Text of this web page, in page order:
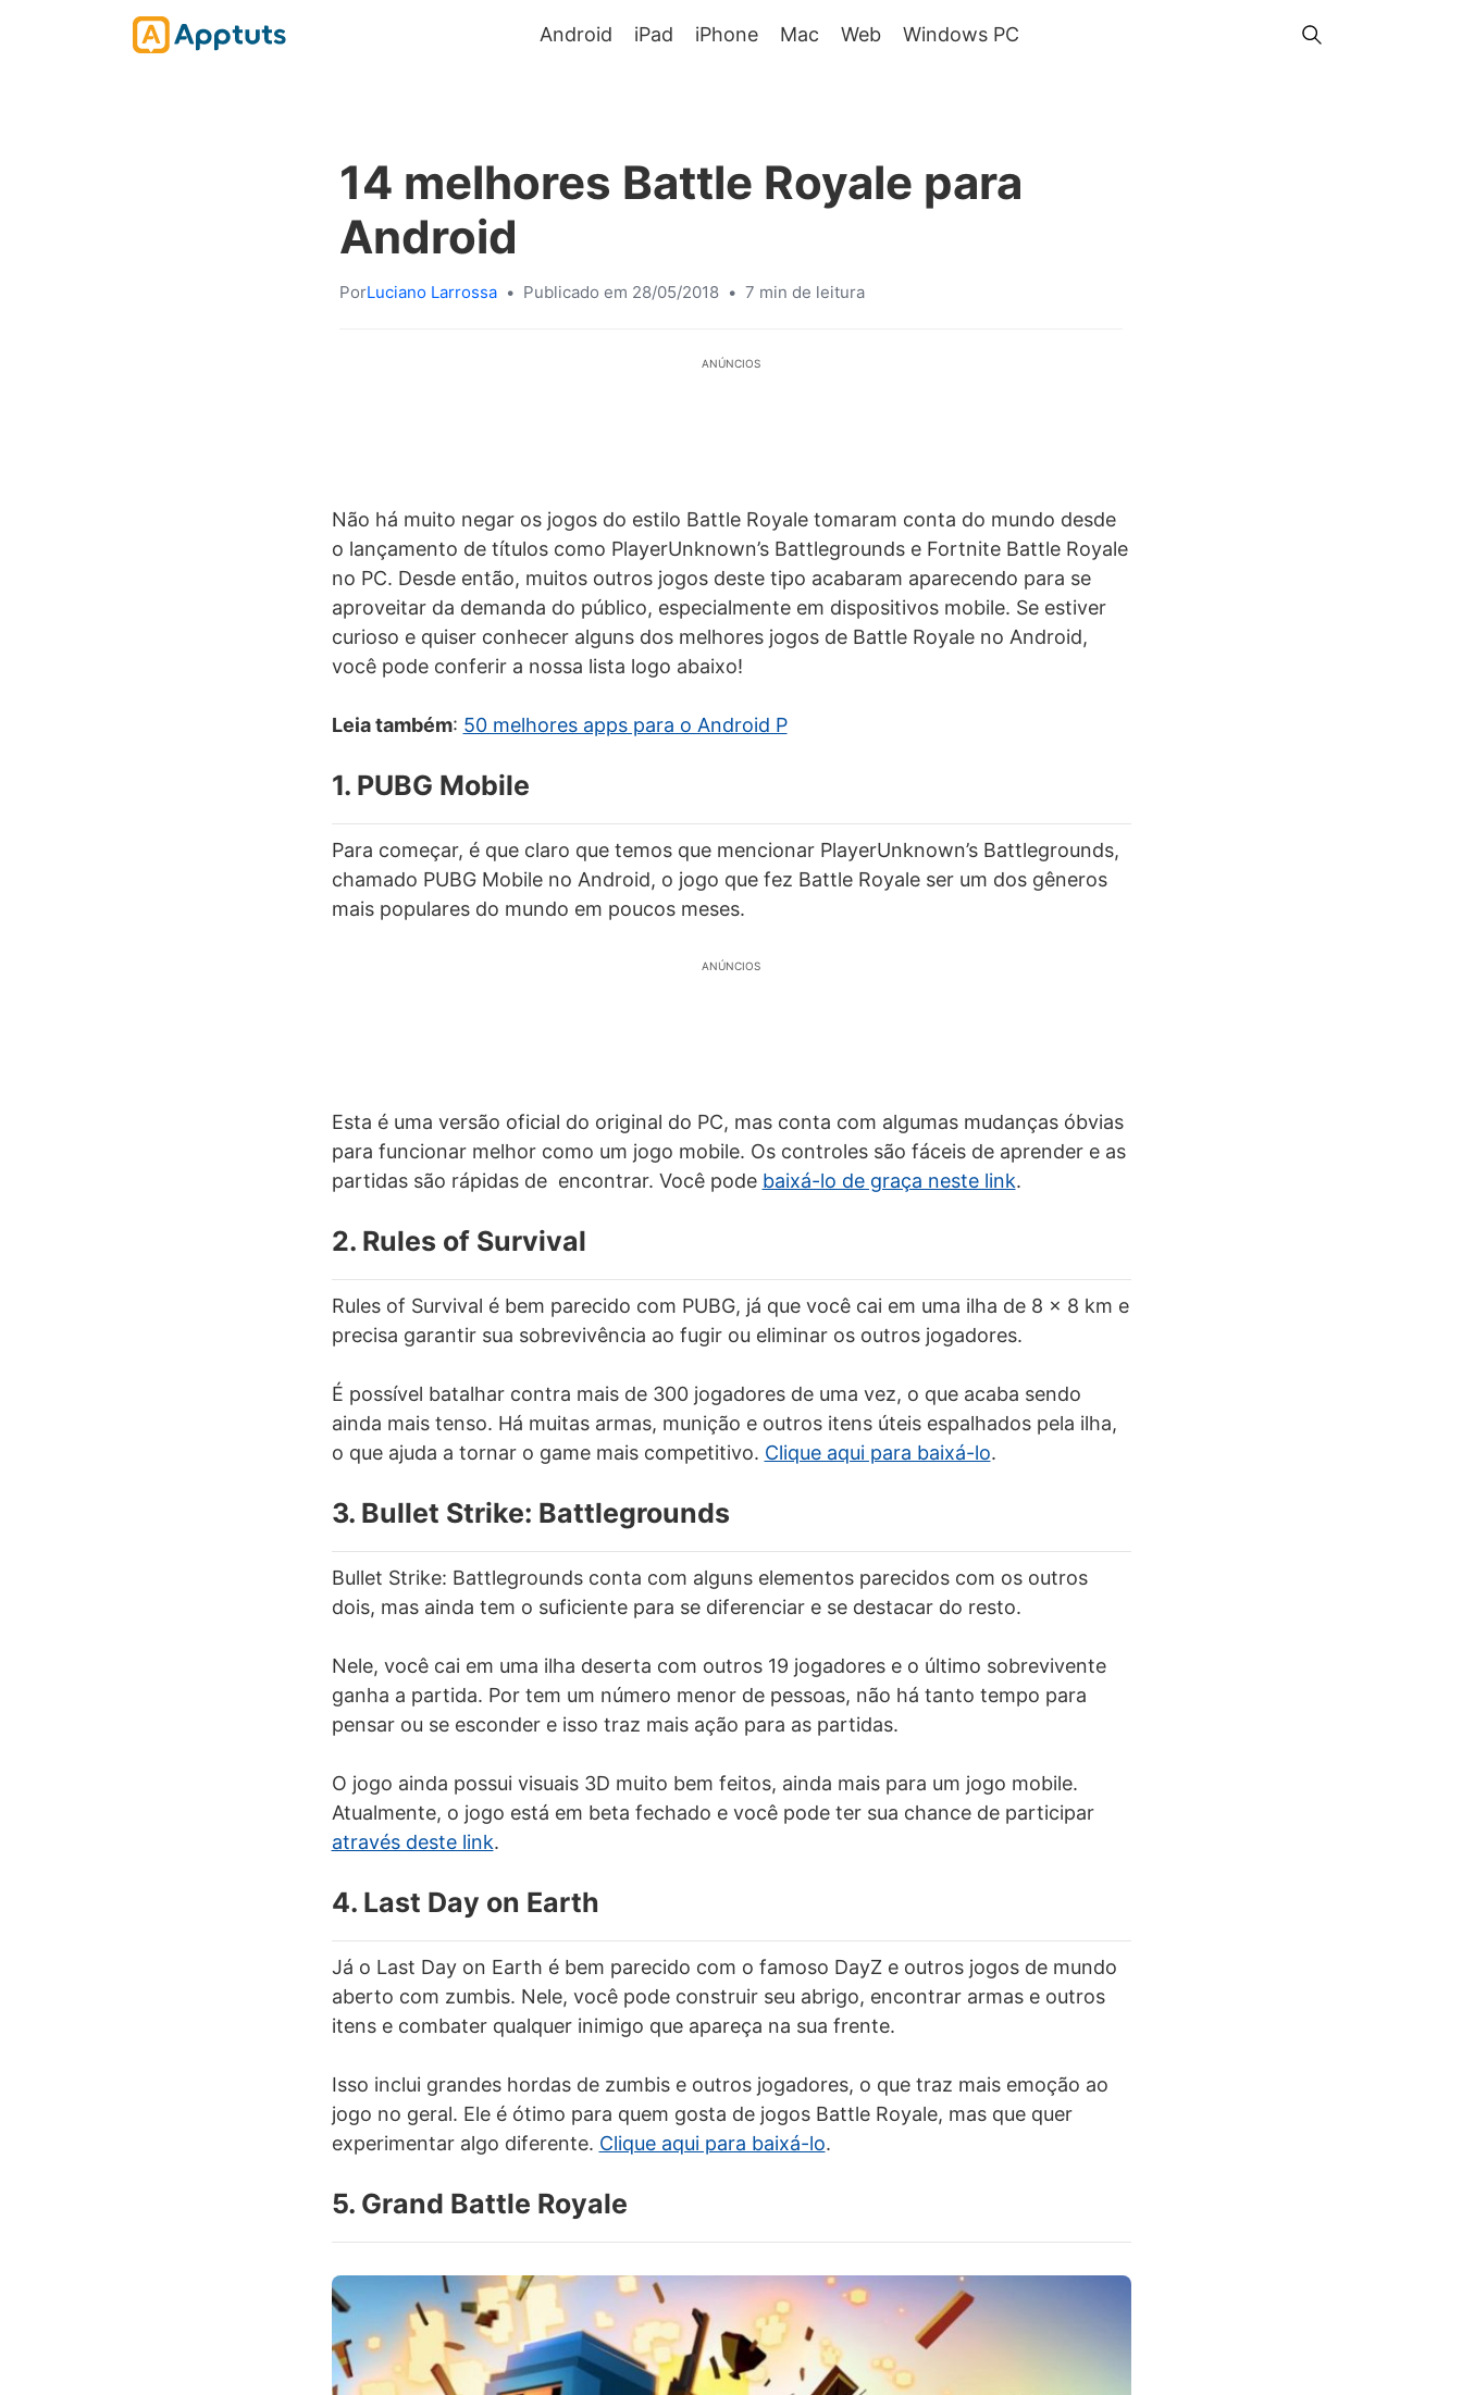
Android iPad iPhone Mac Web Windows PC
14 melhores Battle Royale para
Android
PorLuciano Larrossa • Publicado em 28/05/2018 • 7 min de leitura
ANÚNCIOS
Não há muito negar os jogos do estilo Battle Royale tomaram conta do mundo desde
o lançamento de títulos como PlayerUnknown’s Battlegrounds e Fortnite Battle Royale
no PC. Desde então, muitos outros jogos deste tipo acabaram aparecendo para se
aproveitar da demanda do público, especialmente em dispositivos mobile. Se estiver
curioso e quiser conhecer alguns dos melhores jogos de Battle Royale no Android,
você pode conferir a nossa lista logo abaixo!
Leia também: 50 melhores apps para o Android P
1. PUBG Mobile
Para começar, é que claro que temos que mencionar PlayerUnknown’s Battlegrounds,
chamado PUBG Mobile no Android, o jogo que fez Battle Royale ser um dos gêneros
mais populares do mundo em poucos meses.
ANÚNCIOS
Esta é uma versão oficial do original do PC, mas conta com algumas mudanças óbvias
para funcionar melhor como um jogo mobile. Os controles são fáceis de aprender e as
partidas são rápidas de encontrar. Você pode baixá-lo de graça neste link.
2. Rules of Survival
Rules of Survival é bem parecido com PUBG, já que você cai em uma ilha de 8 x 8 km e
precisa garantir sua sobrevivência ao fugir ou eliminar os outros jogadores.
É possível batalhar contra mais de 300 jogadores de uma vez, o que acaba sendo
ainda mais tenso. Há muitas armas, munição e outros itens úteis espalhados pela ilha,
o que ajuda a tornar o game mais competitivo. Clique aqui para baixá-lo.
3. Bullet Strike: Battlegrounds
Bullet Strike: Battlegrounds conta com alguns elementos parecidos com os outros
dois, mas ainda tem o suficiente para se diferenciar e se destacar do resto.
Nele, você cai em uma ilha deserta com outros 19 jogadores e o último sobrevivente
ganha a partida. Por tem um número menor de pessoas, não há tanto tempo para
pensar ou se esconder e isso traz mais ação para as partidas.
O jogo ainda possui visuais 3D muito bem feitos, ainda mais para um jogo mobile.
Atualmente, o jogo está em beta fechado e você pode ter sua chance de participar
através deste link.
4. Last Day on Earth
Já o Last Day on Earth é bem parecido com o famoso DayZ e outros jogos de mundo
aberto com zumbis. Nele, você pode construir seu abrigo, encontrar armas e outros
itens e combater qualquer inimigo que apareça na sua frente.
Isso inclui grandes hordas de zumbis e outros jogadores, o que traz mais emoção ao
jogo no geral. Ele é ótimo para quem gosta de jogos Battle Royale, mas que quer
experimentar algo diferente. Clique aqui para baixá-lo.
5. Grand Battle Royale